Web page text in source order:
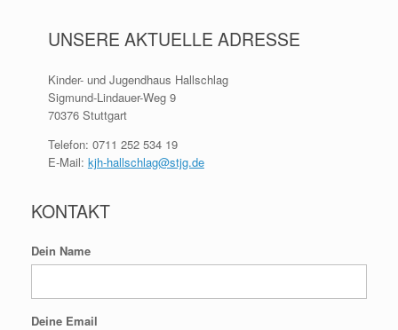
UNSERE AKTUELLE ADRESSE
Kinder- und Jugendhaus Hallschlag
Sigmund-Lindauer-Weg 9
70376 Stuttgart
Telefon: 0711 252 534 19
E-Mail: kjh-hallschlag@stjg.de
KONTAKT
Dein Name
Deine Email